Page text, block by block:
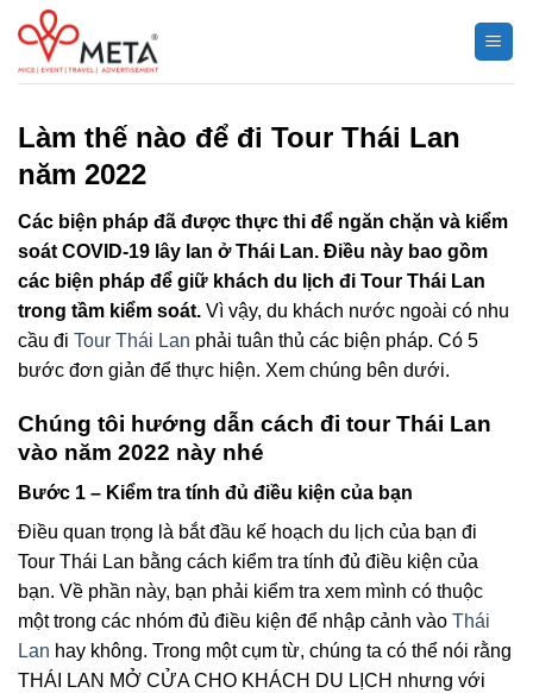
Chuyển
đến
nội
Làm thế nào để đi Tour Thái Lan
năm 2022
Các biện pháp đã được thực thi để ngăn chặn và kiểm
soát COVID-19 lây lan ở Thái Lan. Điều này bao gồm
các biện pháp để giữ khách du lịch đi Tour Thái Lan
trong tầm kiểm soát. Vì vậy, du khách nước ngoài có nhu
cầu đi Tour Thái Lan phải tuân thủ các biện pháp. Có 5
bước đơn giản để thực hiện. Xem chúng bên dưới.
Chúng tôi hướng dẫn cách đi tour Thái Lan
vào năm 2022 này nhé
Bước 1 – Kiểm tra tính đủ điều kiện của bạn
Điều quan trọng là bắt đầu kế hoạch du lịch của bạn đi
Tour Thái Lan bằng cách kiểm tra tính đủ điều kiện của
bạn. Về phần này, bạn phải kiểm tra xem mình có thuộc
một trong các nhóm đủ điều kiện để nhập cảnh vào Thái
Lan hay không. Trong một cụm từ, chúng ta có thể nói rằng
THÁI LAN MỞ CỬA CHO KHÁCH DU LỊCH nhưng với